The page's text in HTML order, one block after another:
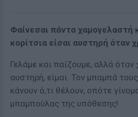
Φαίνεσαι πάντα χαμογελαστή
κορίτσια είσαι αυστηρή όταν
Γελάμε και παίζουμε, αλλά όταν
αυστηρή, είμαι. Τον μπαμπά
κάνουν ό,τι θέλουν, οπότε
μπαμπούλας της υπόθεσης!